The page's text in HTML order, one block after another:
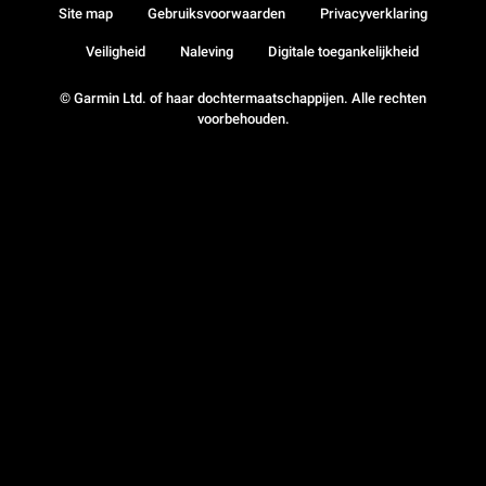
© Garmin Ltd. of haar dochtermaatschappijen. Alle rechten
voorbehouden.
Site map Gebruiksvoorwaarden Privacyverklaring
Veiligheid Naleving Digitale toegankelijkheid